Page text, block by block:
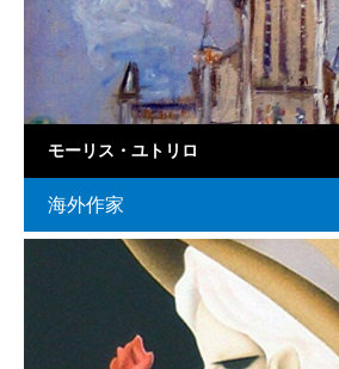
モーリス・ユトリロ
海外作家